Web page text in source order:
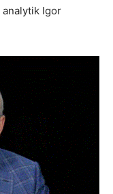
analytik Igor